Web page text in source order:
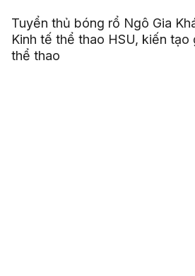
Tuyển thủ bóng rổ Ngô Gia
Kinh tế thể thao HSU, kiến tạo
thể thao